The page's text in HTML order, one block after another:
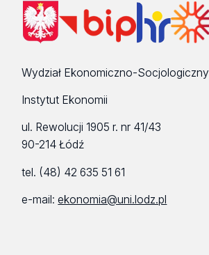
Wydział Ekonomiczno-Socjologiczny
Instytut Ekonomii
ul. Rewolucji 1905 r. nr 41/43
90-214 Łódź
tel. (48) 42 635 51 61
e-mail:ekonomia@uni.lodz.pl